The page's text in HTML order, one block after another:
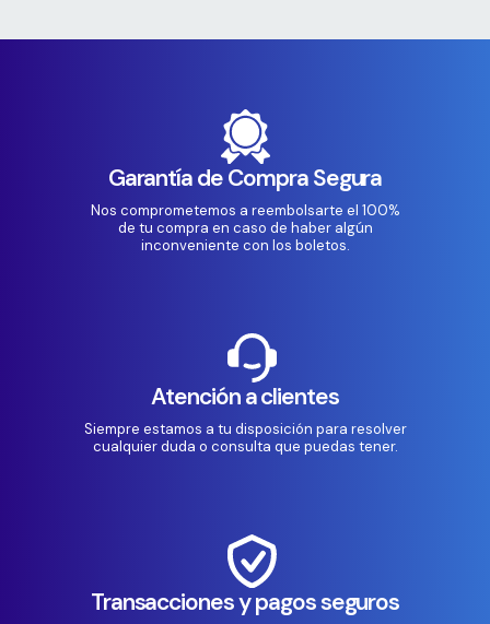
Garantía de Compra Segura
Nos comprometemos a reembolsarte el 100%
de tu compra en caso de haber algún
inconveniente con los boletos.
Atención a clientes
Siempre estamos a tu disposición para resolver
cualquier duda o consulta que puedas tener.
Transacciones y pagos seguros